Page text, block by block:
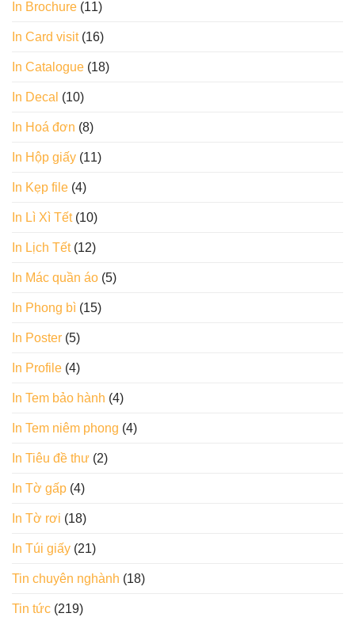
In Brochure (11)
In Card visit(16)
In Catalogue (18)
In Decal (10)
In Hoá đơn (8)
In Hộp giấy (11)
In Kẹp file (4)
In Lì Xì Tết(10)
In Lịch Tết(12)
In Mác quần áo (5)
In Phong bì (15)
In Poster (5)
In Profile (4)
In Tem bảo hành (4)
In Tem niêm phong (4)
In Tiêu đề thư (2)
In Tờ gấp (4)
In Tờ rơi (18)
In Túi giấy (21)
Tin chuyên nghành (18)
Tin tức (219)